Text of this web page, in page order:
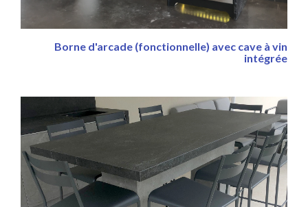
Borne d'arcade (fonctionnelle) avec cave à vin
intégrée